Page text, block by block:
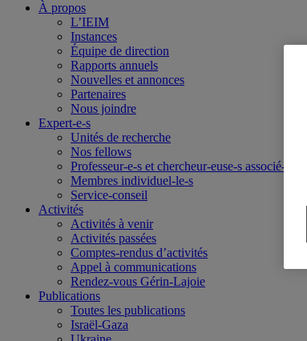
À propos
L’IEIM
Instances
Équipe de direction
Rapports annuels
Nouvelles et annonces
Partenaires
Nous joindre
Expert-e-s
Unités de recherche
Nos fellows
Professeur-e-s et chercheur-euse-s associé-e-s
Membres individuel-le-s
Service-conseil
Activités
Activités à venir
Activités passées
Comptes-rendus d’activités
Appel à communications
Rendez-vous Gérin-Lajoie
Publications
Toutes les publications
Israël-Gaza